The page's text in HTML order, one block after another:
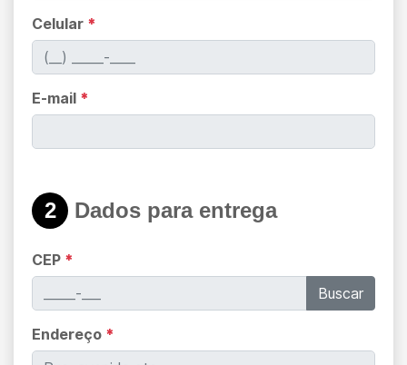
Celular *
E-mail *
2 Dados para entrega
CEP *
Buscar
Endereço *